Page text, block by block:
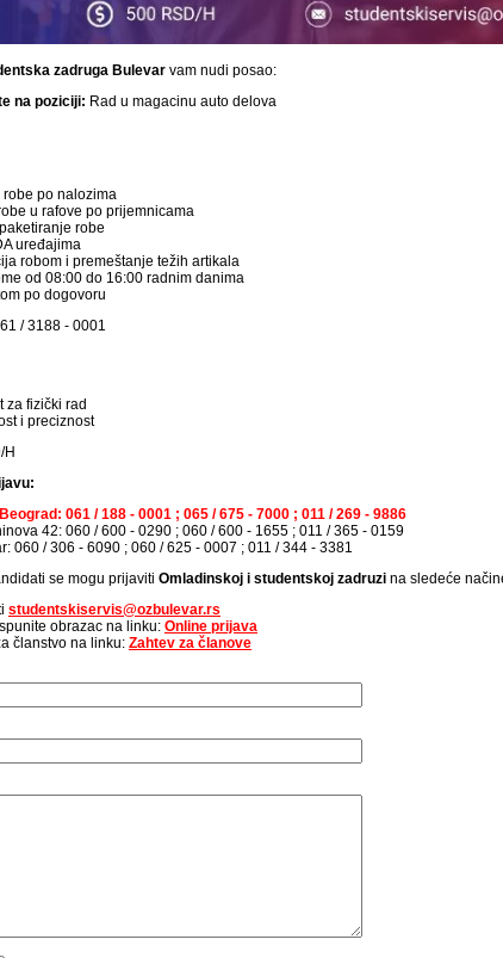
zadruga Bulevar vam nudi posao:
na poziciji: Rad u magacinu auto delova
robe po nalozima
u rafove po prijemnicama
robe
uređajima
robom i premeštanje težih artikala
od 08:00 do 16:00 radnim danima
po dogovoru
/ 3188 - 0001
za fizički rad
i preciznost
H
061 / 188 - 0001 ; 065 / 675 - 7000 ; 011 / 269 - 9886
42: 060 / 600 - 0290 ; 060 / 600 - 1655 ; 011 / 365 - 0159
060 / 306 - 6090 ; 060 / 625 - 0007 ; 011 / 344 - 3381
se mogu prijaviti Omladinskoj i studentskoj zadruzi na sledeće
studentskiservis@ozbulevar.rs
obrazac na linku: Online prijava
članstvo na linku: Zahtev za članove